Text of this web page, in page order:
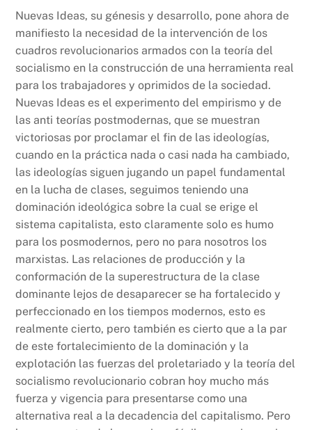
Nuevas Ideas, su génesis y desarrollo, pone ahora de
manifiesto la necesidad de la intervención de los
cuadros revolucionarios armados con la teoría del
socialismo en la construcción de una herramienta real
para los trabajadores y oprimidos de la sociedad.
Nuevas Ideas es el experimento del empirismo y de
las anti teorías postmodernas, que se muestran
victoriosas por proclamar el fin de las ideologías,
cuando en la práctica nada o casi nada ha cambiado,
las ideologías siguen jugando un papel fundamental
en la lucha de clases, seguimos teniendo una
dominación ideológica sobre la cual se erige el
sistema capitalista, esto claramente solo es humo
para los posmodernos, pero no para nosotros los
marxistas. Las relaciones de producción y la
conformación de la superestructura de la clase
dominante lejos de desaparecer se ha fortalecido y
perfeccionado en los tiempos modernos, esto es
realmente cierto, pero también es cierto que a la par
de este fortalecimiento de la dominación y la
explotación las fuerzas del proletariado y la teoría del
socialismo revolucionario cobran hoy mucho más
fuerza y vigencia para presentarse como una
alternativa real a la decadencia del capitalismo. Pero